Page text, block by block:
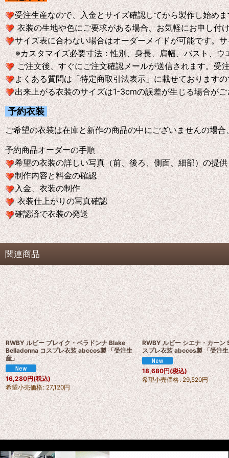
受注生産なので、入金とサイズ確認してから製作し始め
衣装の生地や色にご要求がある場合、お気軽にお申し付
サイズ表に合わない場合はオーダーメイドが可能です。
※カスタマイズ必要寸法：性別、身長、肩幅、バスト、ウ
ご注文後、すぐにご注文確認メールが送信されます。受
よくある質問は「特定商取引法表示」に載せております
出来上がる衣装のサイズは1-3cmの誤差が生じる場合が
予約衣装
ご希望の衣装は在庫と新作の商品の中にございませんの場
予約商品オーダーの手順
希望の衣装の詳しい写真（前、後ろ、側面、細部）の提供
制作内容と料金の確認
入金、衣装の制作
衣装仕上がりの写真確認
確認済で衣装の発送
関連商品
RWBY ルビー ブレイク・ベラドンナ Blake
Belladonna コスプレ衣装 abccos製 「受注生
産」
16,280円(税込)
希望小売価格: 27,120円
RWBY ルビー シエナ・カーン
スプレ衣装 abccos製 「受注
18,680円(税込)
希望小売価格: 29,520円